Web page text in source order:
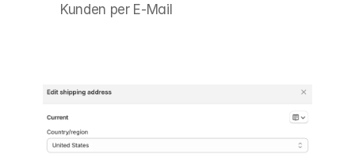
Kunden per E-Mail